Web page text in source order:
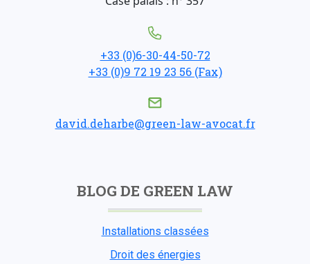
+33 (0)6-30-44-50-72
+33 (0)9 72 19 23 56 (Fax)
david.deharbe@green-law-avocat.fr
BLOG DE GREEN LAW
Installations classées
Droit des énergies